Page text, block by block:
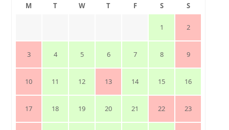
M T W T F S S
1 2
3 4 5 6 7 8 9
10 11 12 13 14 15 16
17 18 19 20 21 22 23